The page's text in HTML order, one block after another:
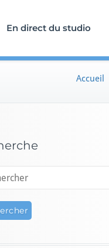
En direct du studio
Accueil